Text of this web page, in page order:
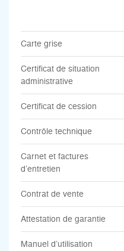
Carte grise
Certificat de situation
administrative
Certificat de cession
Contrôle technique
Carnet et factures
d’entretien
Contrat de vente
Attestation de garantie
Manuel d’utilisation